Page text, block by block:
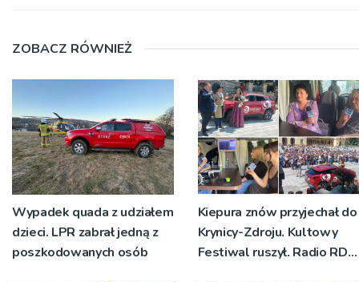
ZOBACZ RÓWNIEŻ
Wypadek quada z udziałem
dzieci. LPR zabrał jedną z
poszkodowanych osób
Kiepura znów przyjechał do
Krynicy-Zdroju. Kultowy
Festiwal ruszył. Radio RDN